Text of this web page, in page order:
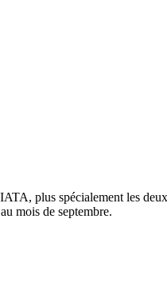
plus spécialement les
mois de septembre.